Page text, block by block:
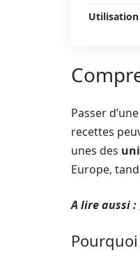
Passer d’une
recettes
unes des
Europe,
A lire aussi :